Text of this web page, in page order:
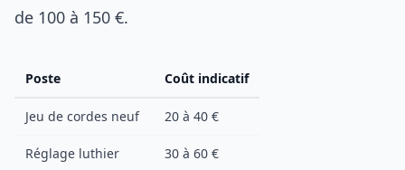
de 100 à 150 €.
Poste Coût indicatif
Jeu de cordes neuf 20 à 40 €
Réglage luthier 30 à 60 €